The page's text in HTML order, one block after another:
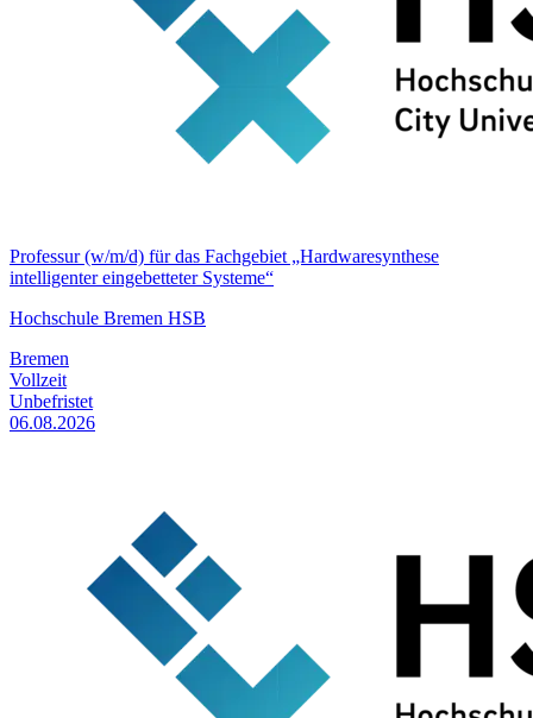
Professur (w/m/d) für das Fachgebiet „Hardwaresynthese
intelligenter eingebetteter Systeme“
Hochschule Bremen HSB
Bremen
Vollzeit
Unbefristet
06.08.2026